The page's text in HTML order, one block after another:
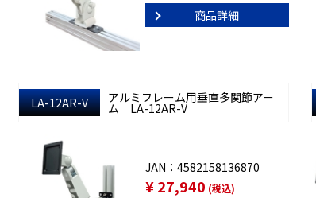
商品詳細
LA-12AR-V アルミフレーム用垂直多関節アー
ム LA-12AR-V
JAN：4582158136870
¥ 27,940 (税込)